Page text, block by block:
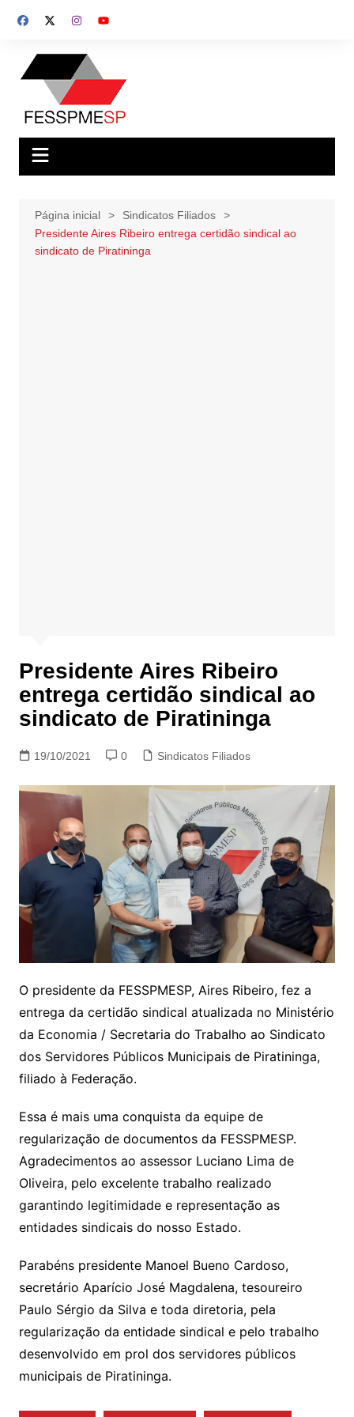
para
conteúdo
Página inicial
Sindicatos Filiados
Presidente Aires Ribeiro entrega certidão sindical ao
sindicato de Piratininga
Presidente Aires Ribeiro
entrega certidão sindical ao
sindicato de Piratininga
19/10/2021 0 Sindicatos Filiados
O presidente da FESSPMESP, Aires Ribeiro, fez a
entrega da certidão sindical atualizada no Ministério
da Economia / Secretaria do Trabalho ao Sindicato
dos Servidores Públicos Municipais de Piratininga,
filiado à Federação.
Essa é mais uma conquista da equipe de
regularização de documentos da FESSPMESP.
Agradecimentos ao assessor Luciano Lima de
Oliveira, pelo excelente trabalho realizado
garantindo legitimidade e representação as
entidades sindicais do nosso Estado.
Parabéns presidente Manoel Bueno Cardoso,
secretário Aparício José Magdalena, tesoureiro
Paulo Sérgio da Silva e toda diretoria, pela
regularização da entidade sindical e pelo trabalho
desenvolvido em prol dos servidores públicos
municipais de Piratininga.